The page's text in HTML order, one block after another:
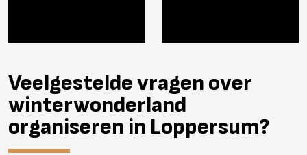
Veelgestelde vragen over
winterwonderland
organiseren in Loppersum?